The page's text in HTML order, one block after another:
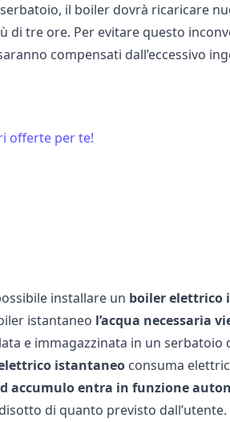
il boiler dovrà ricaricare
di tre ore. Per evitare questo
compensati dall’eccessivo
offerte per te!
installare un boiler elettrico
istantaneo l’acqua necessaria
e immagazzinata in un serbatoio
istantaneo consuma
accumulo entra in funzione
di quanto previsto dall’utente.